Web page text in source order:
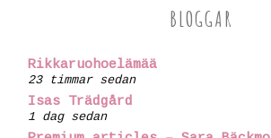
BLOGGAR
Rikkaruohoelämää
23 timmar sedan
Isas Trädgård
1 dag sedan